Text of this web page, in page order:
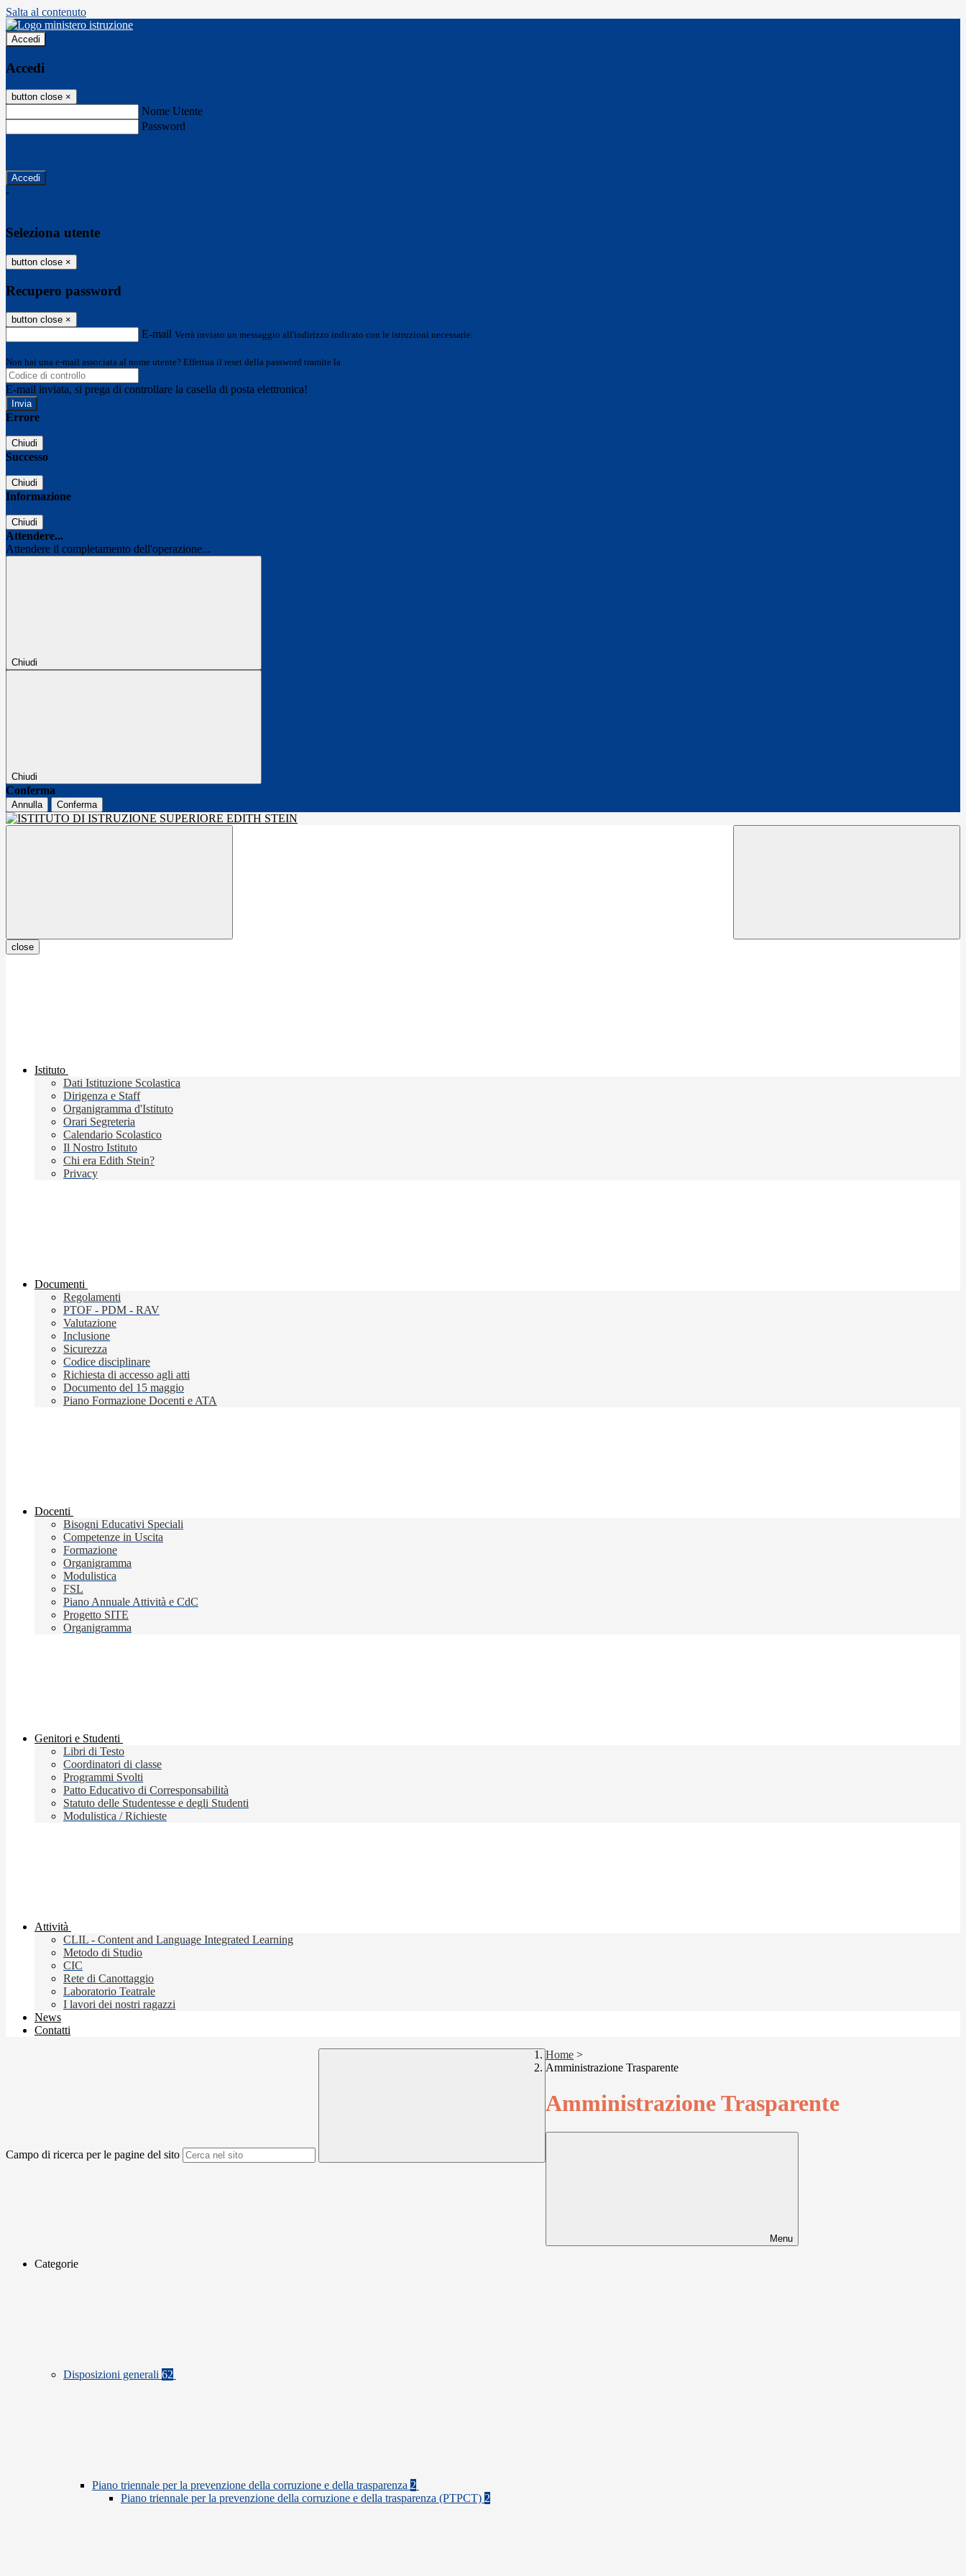
Salta al contenuto
Accedi
Accedi
button close ×
Nome Utente
Password
-
Seleziona utente
button close ×
Recupero password
button close ×
E-mail Verrà inviato un messaggio all'indirizzo indicato con le istruzioni necessarie.
Non hai una e-mail associata al nome utente? Effettua il reset della password tramite la
E-mail inviata, si prega di controllare la casella di posta elettronica!
Errore
Chiudi
Successo
Chiudi
Informazione
Chiudi
Attendere...
Attendere il completamento dell'operazione...
Chiudi
Chiudi
Conferma
Annulla Conferma
close
Istituto
Dati Istituzione Scolastica
Dirigenza e Staff
Organigramma d'Istituto
Orari Segreteria
Calendario Scolastico
Il Nostro Istituto
Chi era Edith Stein?
Privacy
Documenti
Regolamenti
PTOF - PDM - RAV
Valutazione
Inclusione
Sicurezza
Codice disciplinare
Richiesta di accesso agli atti
Documento del 15 maggio
Piano Formazione Docenti e ATA
Docenti
Bisogni Educativi Speciali
Competenze in Uscita
Formazione
Organigramma
Modulistica
FSL
Piano Annuale Attività e CdC
Progetto SITE
Organigramma
Genitori e Studenti
Libri di Testo
Coordinatori di classe
Programmi Svolti
Patto Educativo di Corresponsabilità
Statuto delle Studentesse e degli Studenti
Modulistica / Richieste
Attività
CLIL - Content and Language Integrated Learning
Metodo di Studio
CIC
Rete di Canottaggio
Laboratorio Teatrale
I lavori dei nostri ragazzi
News
Contatti
Campo di ricerca per le pagine del sito
Home >
Amministrazione Trasparente
Amministrazione Trasparente
Menu
Categorie
Disposizioni generali 62
Piano triennale per la prevenzione della corruzione e della trasparenza 2
Piano triennale per la prevenzione della corruzione e della trasparenza (PTPCT) 2